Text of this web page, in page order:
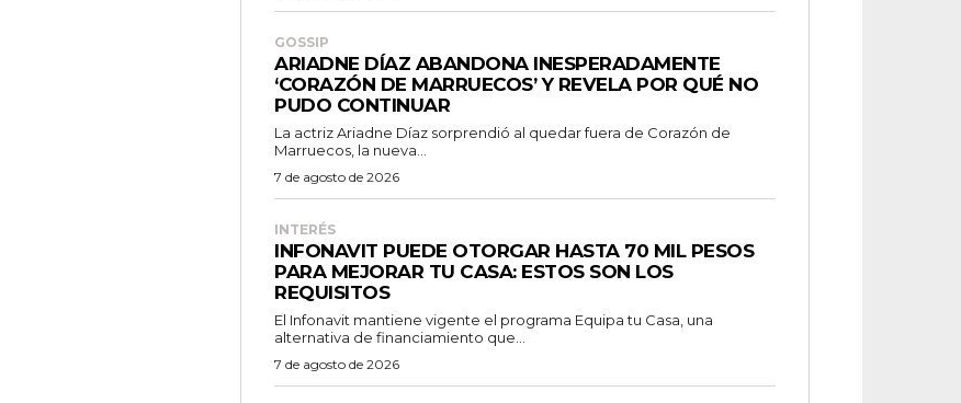
GOSSIP
ARIADNE DÍAZ ABANDONA INESPERADAMENTE
‘CORAZÓN DE MARRUECOS’ Y REVELA POR QUÉ NO
PUDO CONTINUAR
La actriz Ariadne Díaz sorprendió al quedar fuera de Corazón de
Marruecos, la nueva...
7 de agosto de 2026
INTERÉS
INFONAVIT PUEDE OTORGAR HASTA 70 MIL PESOS
PARA MEJORAR TU CASA: ESTOS SON LOS
REQUISITOS
El Infonavit mantiene vigente el programa Equipa tu Casa, una
alternativa de financiamiento que...
7 de agosto de 2026